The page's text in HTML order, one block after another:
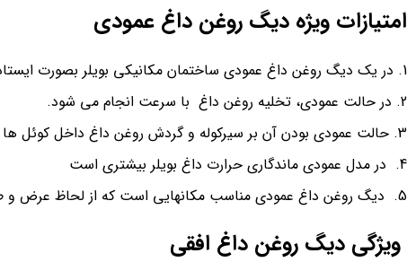
امتیازات ویژه دیگ روغن داغ عمودی
در یک دیگ روغن داغ عمودی ساختمان مکانیکی بویلر بصورت
در حالت عمودی، تخلیه روغن داغ با سرعت انجام می شود.
حالت عمودی بودن آن بر سیرکوله و گردش روغن داغ داخل کوئل ها
در مدل عمودی ماندگاری حرارت داغ بویلر بیشتری است
دیگ روغن داغ عمودی مناسب مکانهایی است که از لحاظ عرض و
ویژگی دیگ روغن داغ افقی